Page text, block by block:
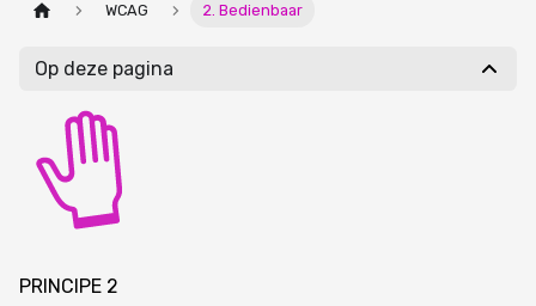
WCAG 2. Bedienbaar
Op deze pagina
PRINCIPE 2